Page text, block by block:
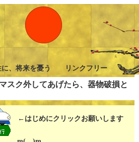
に、将来を憂う リンクフリー
スク外してあげたら、器物破損と
←はじめにクリックお願いします